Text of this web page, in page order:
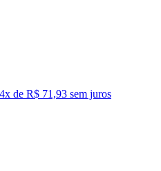
4x de R$ 71,93 sem juros